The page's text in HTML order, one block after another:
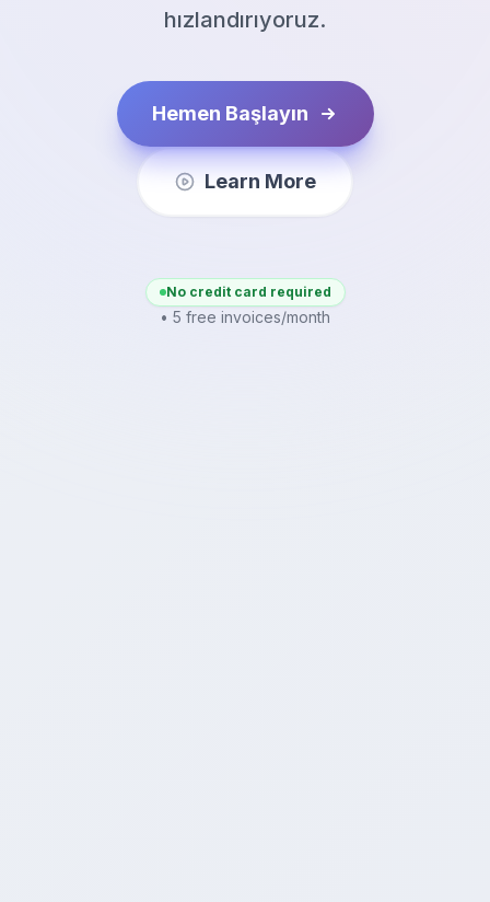
hızlandırıyoruz.
Hemen Başlayın
Learn More
No credit card required
• 5 free invoices/month